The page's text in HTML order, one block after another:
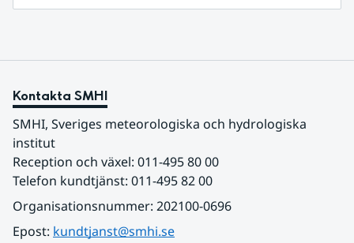
Kontakta SMHI
SMHI, Sveriges meteorologiska och hydrologiska
institut
Reception och växel: 011-495 80 00
Telefon kundtjänst: 011-495 82 00
Organisationsnummer: 202100-0696
Epost: kundtjanst@smhi.se